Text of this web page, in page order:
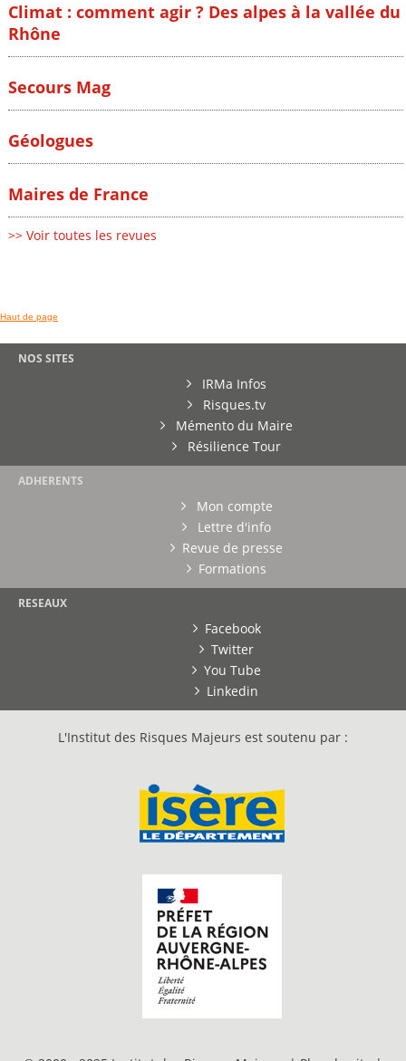
Climat : comment agir ? Des alpes à la vallée du
Rhône
Secours Mag
Géologues
Maires de France
>> Voir toutes les revues
Haut de page
NOS SITES
IRMa Infos
Risques.tv
Mémento du Maire
Résilience Tour
ADHERENTS
Mon compte
Lettre d'info
Revue de presse
Formations
RESEAUX
Facebook
Twitter
You Tube
Linkedin
L'Institut des Risques Majeurs est soutenu par :